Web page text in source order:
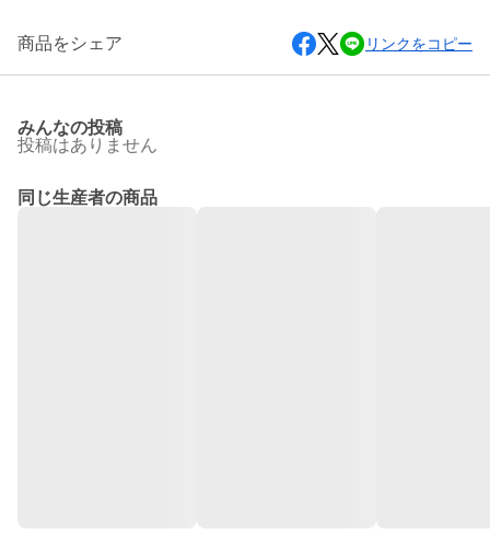
商品をシェア リンクをコピー
みんなの投稿
投稿はありません
同じ生産者の商品